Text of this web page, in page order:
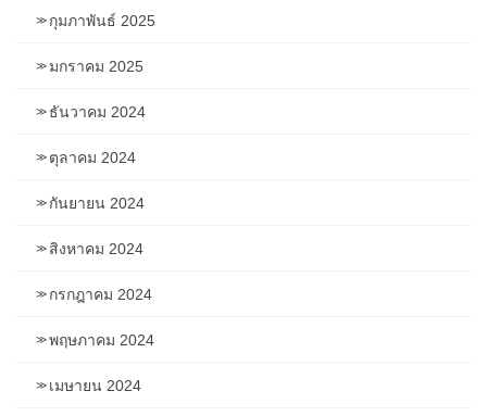
กุมภาพันธ์ 2025
มกราคม 2025
ธันวาคม 2024
ตุลาคม 2024
กันยายน 2024
สิงหาคม 2024
กรกฎาคม 2024
พฤษภาคม 2024
เมษายน 2024